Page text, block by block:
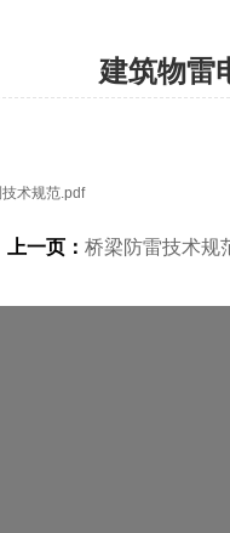
建筑物雷
术规范.pdf
上一页： 桥梁防雷技术规